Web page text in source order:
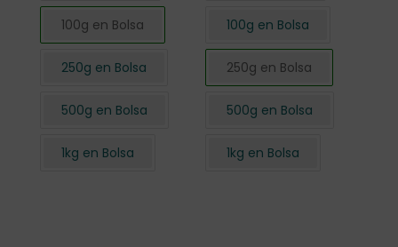
100g en Bolsa
250g en Bolsa
500g en Bolsa
1kg en Bolsa
100g en Bolsa
250g en Bolsa
500g en Bolsa
1kg en Bolsa